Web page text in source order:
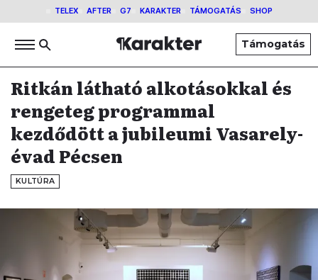
TELEX AFTER G7 KARAKTER TÁMOGATÁS SHOP
Támogatás
Ritkán látható alkotásokkal és
rengeteg programmal
kezdődött a jubileumi Vasarely-
évad Pécsen
KULTÚRA